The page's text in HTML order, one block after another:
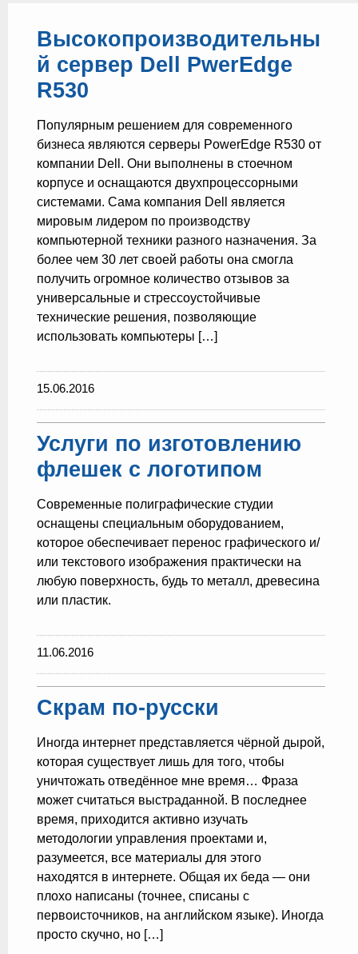
Высокопроизводительны
й сервер Dell PwerEdge
R530
Популярным решением для современного
бизнеса являются серверы PowerEdge R530 от
компании Dell. Они выполнены в стоечном
корпусе и оснащаются двухпроцессорными
системами. Сама компания Dell является
мировым лидером по производству
компьютерной техники разного назначения. За
более чем 30 лет своей работы она смогла
получить огромное количество отзывов за
универсальные и стрессоустойчивые
технические решения, позволяющие
использовать компьютеры […]
15.06.2016
Услуги по изготовлению
флешек с логотипом
Современные полиграфические студии
оснащены специальным оборудованием,
которое обеспечивает перенос графического и/
или текстового изображения практически на
любую поверхность, будь то металл, древесина
или пластик.
11.06.2016
Скрам по-русски
Иногда интернет представляется чёрной дырой,
которая существует лишь для того, чтобы
уничтожать отведённое мне время… Фраза
может считаться выстраданной. В последнее
время, приходится активно изучать
методологии управления проектами и,
разумеется, все материалы для этого
находятся в интернете. Общая их беда — они
плохо написаны (точнее, списаны с
первоисточников, на английском языке). Иногда
просто скучно, но […]